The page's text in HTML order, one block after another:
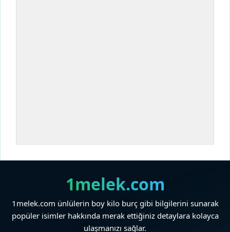
1melek.com
1melek.com ünlülerin boy kilo burç gibi bilgilerini sunarak
popüler isimler hakkında merak ettiğiniz detaylara kolayca
ulaşmanızı sağlar.